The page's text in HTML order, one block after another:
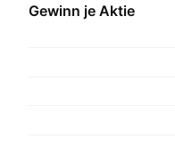
Gewinn je Aktie